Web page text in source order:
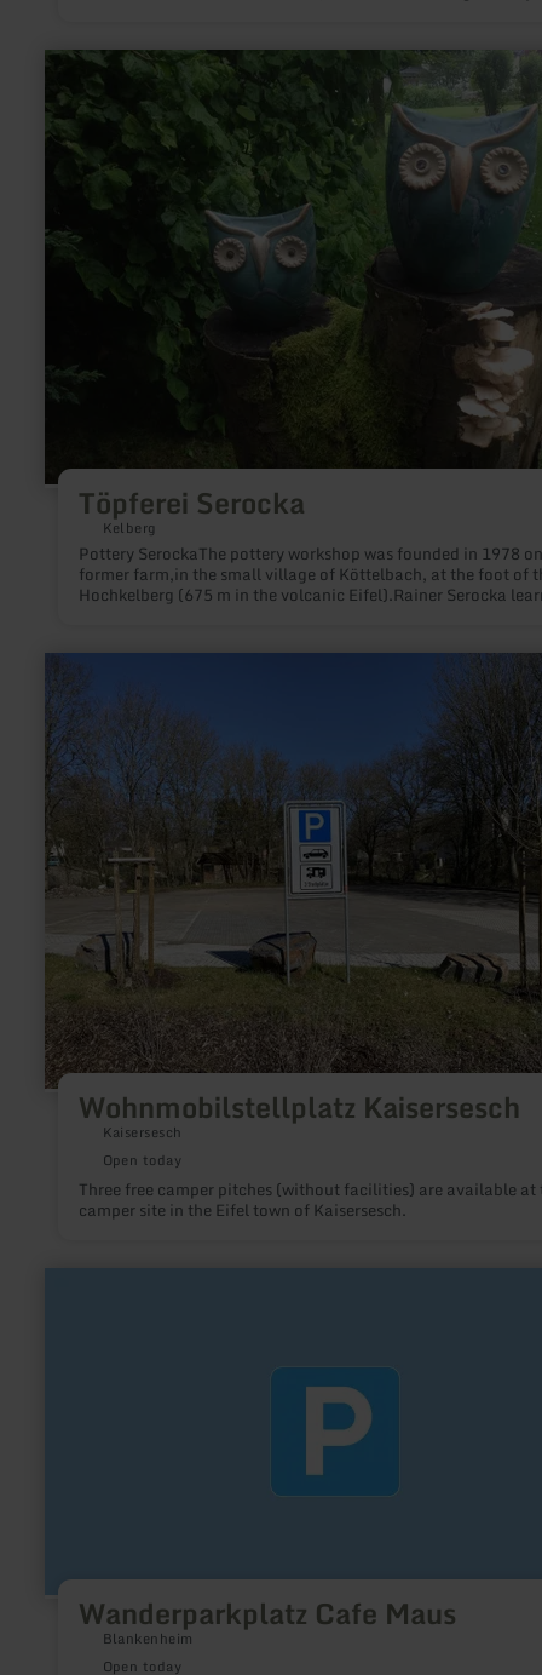
Töpferei Serocka
Kelberg
Pottery SerockaThe pottery workshop was founded in 1978
former farm,in the small village of Köttelbach, at the foot of
Hochkelberg (675 m in the volcanic Eifel).Rainer Serocka
learn
about:
Töpferei
Serocka
Wohnmobilstellplatz Kaisersesch
Kaisersesch
Open today
Three free camper pitches (without facilities) are available at
camper site in the Eifel town of Kaisersesch.
learn
about:
Wohnmobilstellplatz
Kaisersesch
Wanderparkplatz Cafe Maus
Blankenheim
Open today